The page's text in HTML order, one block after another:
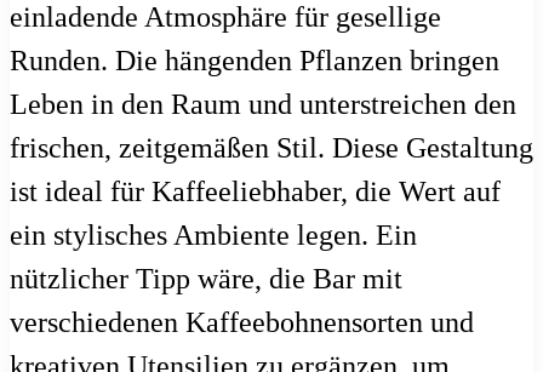
einladende Atmosphäre für gesellige
Runden. Die hängenden Pflanzen bringen
Leben in den Raum und unterstreichen den
frischen, zeitgemäßen Stil. Diese Gestaltung
ist ideal für Kaffeeliebhaber, die Wert auf
ein stylisches Ambiente legen. Ein
nützlicher Tipp wäre, die Bar mit
verschiedenen Kaffeebohnensorten und